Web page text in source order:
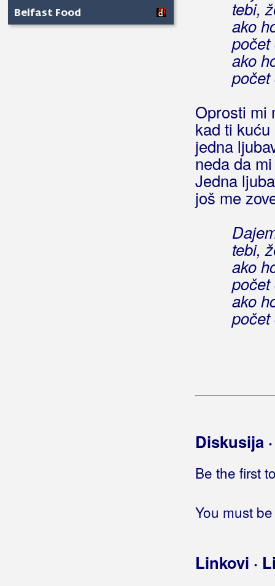
Belfast Food
tebi,
ako
počet
ako
počet
Oprosti mi
kad ti
jedna
neda da
Jedna
još me
tebi,
ako
počet
ako
počet
Diskusija
Be the first
You must
Linkovi ·